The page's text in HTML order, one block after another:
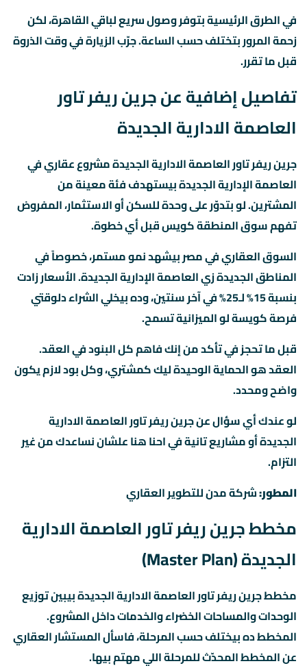
في الطرق الرئيسية بتوفر وصول سريع لباقي القاهرة، لكن
زحمة المرور بتختلف حسب الساعة. جرّب الزيارة في وقت الذروة
قبل ما تقرر.
تفاصيل إضافية عن جرين ريفر تاور
العاصمة الادارية الجديدة
جرين ريفر تاور العاصمة الادارية الجديدة مشروع عقاري في
العاصمة الإدارية الجديدة بيستهدف فئة معينة من
المشترين. لو بتدوّر على وحدة للسكن أو الاستثمار، المفروض
تفهم سوق المنطقة كويس قبل أي خطوة.
السوق العقاري في مصر بيشهد نمو مستمر، خصوصاً في
المناطق الجديدة زي العاصمة الإدارية الجديدة. الأسعار زادت
بنسبة 15% لـ25% في آخر سنتين، وده بيخلي الشراء دلوقتي
فرصة كويسة لو الميزانية تسمح.
قبل ما تحجز في تأكد من إنك فاهم كل البنود في العقد.
العقد هو الحماية الوحيدة ليك كمشتري، وكل بود لازم يكون
واضح ومحدد.
لو عندك أي سؤال عن جرين ريفر تاور العاصمة الادارية
الجديدة أو مشاريع تانية في احنا هنا علشان نساعدك من غير
التزام.
المطور:شركة مدن للتطوير العقاري
مخطط جرين ريفر تاور العاصمة الادارية
الجديدة (Master Plan)
مخطط جرين ريفر تاور العاصمة الادارية الجديدة بيبين توزيع
الوحدات والمساحات الخضراء والخدمات داخل المشروع.
المخطط ده بيختلف حسب المرحلة، فاسأل المستشار العقاري
عن المخطط المحدّث للمرحلة اللي مهتم بيها.